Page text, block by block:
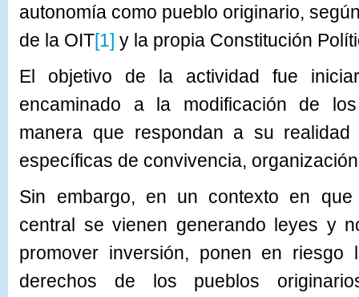
autonomía como pueblo originario,
de la OIT[1] y la propia Constitución
El objetivo de la actividad fue
encaminado a la modificación de
manera que respondan a su
específicas de convivencia,
Sin embargo, en un contexto en
central se vienen generando leyes y
promover inversión, ponen en
derechos de los pueblos